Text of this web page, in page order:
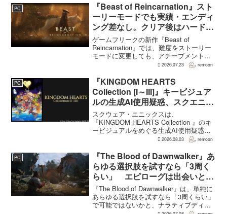
が高くなる補正がかかる。前作『ドラゴ
ンクエストモンスターズ...
PC
『Beast of Reincarnation』スト
ーリーモードでも実績・エンディ
ング差なし。クリア後はハード超
えのNEW GAME+も
ゲームフリークの新作『Beast of
Reincarnation』では、難度をストーリー
モードに変更しても、アチーブメントや
収集要素、エンディングに違いはない。
難度のNEW GAME+も用意されてい
る。...
2026.07.23 remoon
PC
『KINGDOM HEARTS
Collection [I～III]』キービジュア
ルの生成AI使用疑惑、スクエニが
否定――不自然な描写は「人為的
ミス」
スクウェア・エニックスは、
『KINGDOM HEARTS Collection 』のキ
ービジュアルをめぐる生成AI使用疑惑に
ついて、問題となったアセットは開発チ
不自然な箇所は「人為的ミス」によるも
のだと...
2026.08.03 remoon
PC
『The Blood of Dawnwalker』あ
らゆる選択肢を試すなら「3周く
らい」 エピローグは出会いと選
択で変化
『The Blood of Dawnwalker』は、単純に
あらゆる選択肢を試すなら「3周くらい」
で可能ではないかと、ナラティブディレ